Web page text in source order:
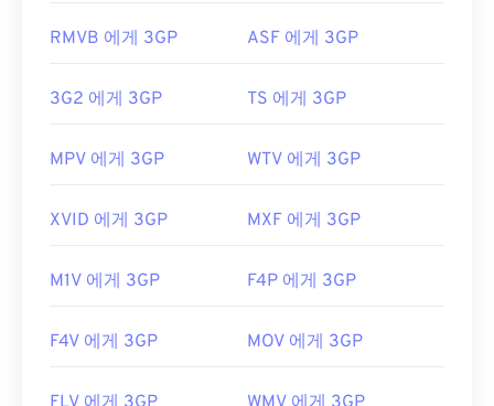
유용한 링크:
https://www.3gpp.org/
RMVB 에게 3GP ASF 에게 3GP
3G2 에게 3GP TS 에게 3GP
MPV 에게 3GP WTV 에게 3GP
XVID 에게 3GP MXF 에게 3GP
M1V 에게 3GP F4P 에게 3GP
F4V 에게 3GP MOV 에게 3GP